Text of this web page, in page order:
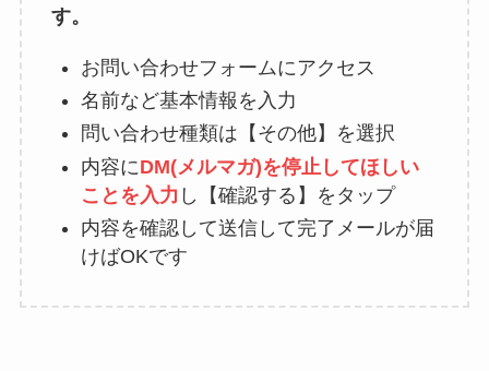
す。
お問い合わせフォームにアクセス
名前など基本情報を入力
問い合わせ種類は【その他】を選択
内容にDM(メルマガ)を停止してほしい
ことを入力 し【確認する】をタップ
内容を確認して送信して完了メールが届
けばOKです